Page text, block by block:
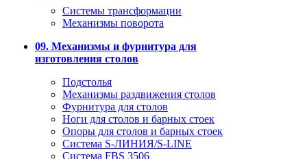
Системы трансформации
Механизмы поворота
09. Механизмы и фурнитура для
изготовления столов
Подстолья
Механизмы раздвижения столов
Фурнитура для столов
Ноги для столов и барных стоек
Опоры для столов и барных стоек
Система S-ЛИНИЯ/S-LINE
Система FBS 3506